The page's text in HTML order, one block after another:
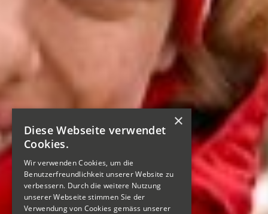
×
Diese Webseite verwendet
Cookies.
Wir verwenden Cookies, um die
Benutzerfreundlichkeit unserer Website zu
verbessern. Durch die weitere Nutzung
unserer Webseite stimmen Sie der
Verwendung von Cookies gemäss unserer